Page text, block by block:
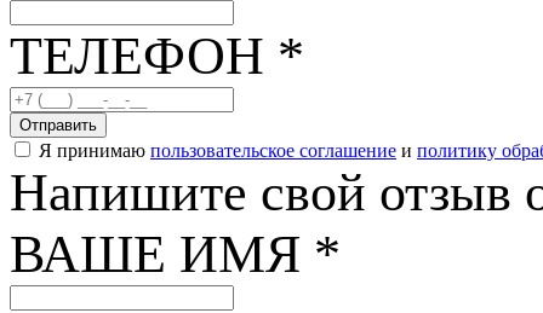
ТЕЛЕФОН *
Отправить
Я принимаю пользовательское соглашение и политику
Напишите свой отзыв
ВАШЕ ИМЯ *